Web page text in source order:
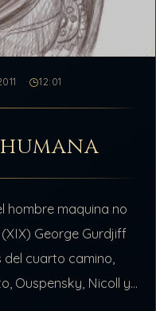
12:01
hombre maquina no
George Gurdjiff
del cuarto camino,
Ouspensky, Nicoll y